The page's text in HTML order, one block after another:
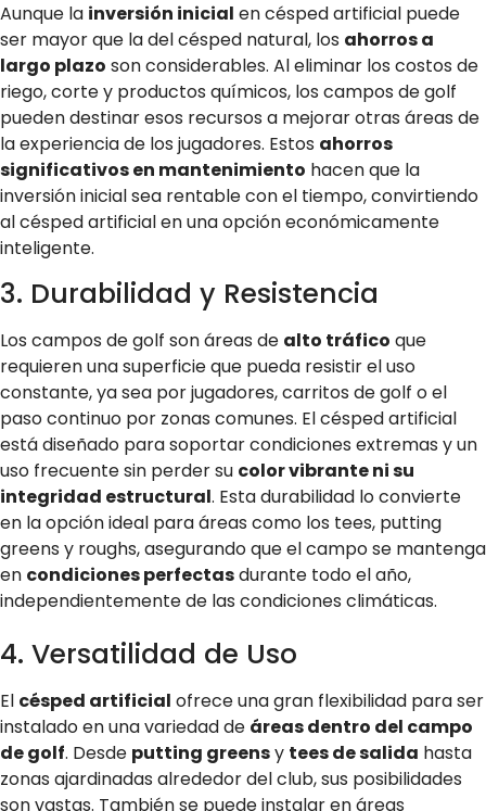
Aunque la inversión inicial en césped artificial puede
ser mayor que la del césped natural, los ahorros a
largo plazo son considerables. Al eliminar los costos de
riego, corte y productos químicos, los campos de golf
pueden destinar esos recursos a mejorar otras áreas de
la experiencia de los jugadores. Estos ahorros
significativos en mantenimiento hacen que la
inversión inicial sea rentable con el tiempo, convirtiendo
al césped artificial en una opción económicamente
inteligente.
3. Durabilidad y Resistencia
Los campos de golf son áreas de alto tráfico que
requieren una superficie que pueda resistir el uso
constante, ya sea por jugadores, carritos de golf o el
paso continuo por zonas comunes. El césped artificial
está diseñado para soportar condiciones extremas y un
uso frecuente sin perder su color vibrante ni su
integridad estructural. Esta durabilidad lo convierte
en la opción ideal para áreas como los tees, putting
greens y roughs, asegurando que el campo se mantenga
en condiciones perfectasdurante todo el año,
independientemente de las condiciones climáticas.
4. Versatilidad de Uso
El césped artificial ofrece una gran flexibilidad para ser
instalado en una variedad de áreas dentro del campo
de golf. Desde putting greensy tees de salida hasta
zonas ajardinadas alrededor del club, sus posibilidades
son vastas. También se puede instalar en áreas